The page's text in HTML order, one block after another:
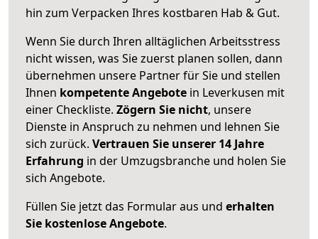
hin zum Verpacken Ihres kostbaren Hab & Gut.
Wenn Sie durch Ihren alltäglichen Arbeitsstress
nicht wissen, was Sie zuerst planen sollen, dann
übernehmen unsere Partner für Sie und stellen
Ihnen kompetente Angebote in Leverkusen mit
einer Checkliste. Zögern Sie nicht, unsere
Dienste in Anspruch zu nehmen und lehnen Sie
sich zurück. Vertrauen Sie unserer 14 Jahre
Erfahrung in der Umzugsbranche und holen Sie
sich Angebote.
Füllen Sie jetzt das Formular aus und erhalten
Sie kostenlose Angebote.